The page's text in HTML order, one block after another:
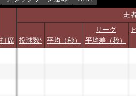
走
打席 投球数* 平均（秒）
リーグ
平均差（秒）